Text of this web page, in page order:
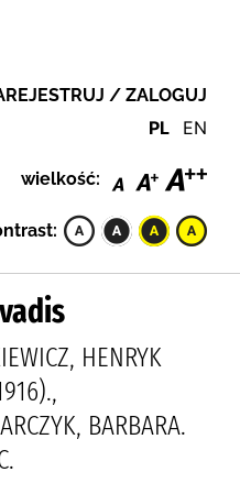
/ ZALOGUJ
PL EN
wielkość:
HENRYK
BARBARA.